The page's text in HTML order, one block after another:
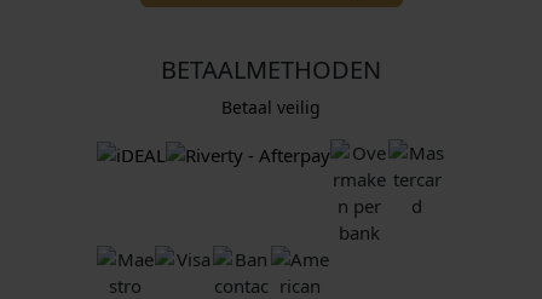
BETAALMETHODEN
Betaal veilig